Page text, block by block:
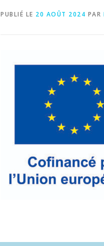
PUBLIÉ LE 20 AOÛT 2024 PAR